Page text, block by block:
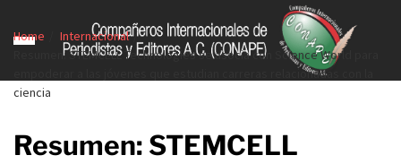
Home
Internacional
Resumen: STEMCELL Technologies se asocia con Science World para
empoderar a las jóvenes que estudian carreras relacionadas con la
ciencia
Resumen: STEMCELL